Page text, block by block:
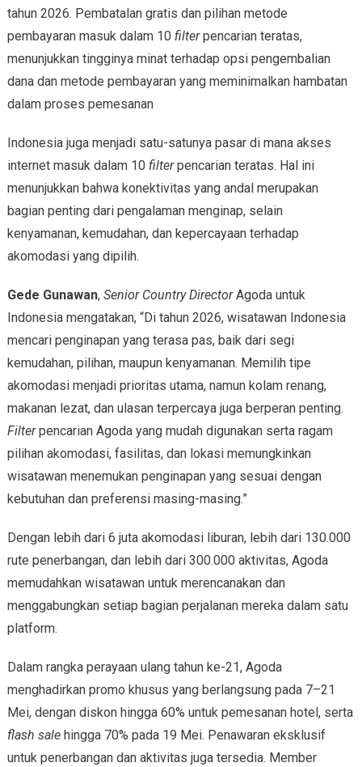
tahun 2026. Pembatalan gratis dan pilihan metode
pembayaran masuk dalam 10 filterpencarian teratas,
menunjukkan tingginya minat terhadap opsi pengembalian
dana dan metode pembayaran yang meminimalkan hambatan
dalam proses pemesanan
Indonesia juga menjadi satu-satunya pasar di mana akses
internet masuk dalam 10filterpencarian teratas. Hal ini
menunjukkan bahwa konektivitas yang andal merupakan
bagian penting dari pengalaman menginap, selain
kenyamanan, kemudahan, dan kepercayaan terhadap
akomodasi yang dipilih.
Gede Gunawan, Senior Country DirectorAgoda untuk
Indonesia mengatakan, “Di tahun 2026, wisatawan Indonesia
mencari penginapan yang terasa pas, baik dari segi
kemudahan, pilihan, maupun kenyamanan. Memilih tipe
akomodasi menjadi prioritas utama, namun kolam renang,
makanan lezat, dan ulasan terpercaya juga berperan penting.
Filterpencarian Agoda yang mudah digunakan serta ragam
pilihan akomodasi, fasilitas, dan lokasi memungkinkan
wisatawan menemukan penginapan yang sesuai dengan
kebutuhan dan preferensi masing-masing.”
Dengan lebih dari 6 juta akomodasi liburan, lebih dari 130.000
rute penerbangan, dan lebih dari 300.000 aktivitas, Agoda
memudahkan wisatawan untuk merencanakan dan
menggabungkan setiap bagian perjalanan mereka dalam satu
platform.
Dalam rangka perayaan ulang tahun ke-21, Agoda
menghadirkan promo khusus yang berlangsung pada 7–21
Mei, dengan diskon hingga 60% untuk pemesanan hotel, serta
flash salehingga 70% pada 19 Mei. Penawaran eksklusif
untuk penerbangan dan aktivitas juga tersedia. Member